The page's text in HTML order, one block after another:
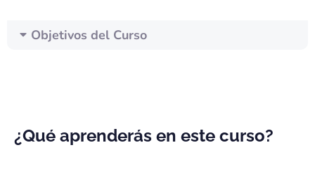
Objetivos del Curso
¿Qué aprenderás en este curso?